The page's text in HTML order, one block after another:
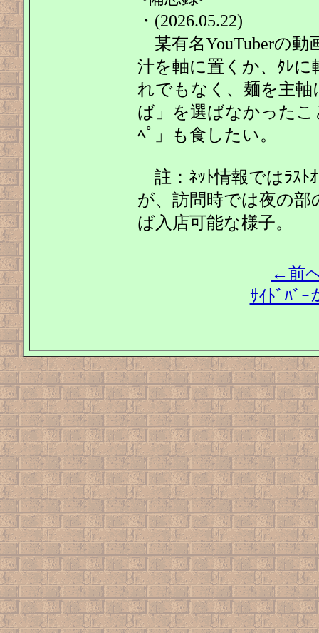
・(2026.05.22)
某有名YouTuberの動
汁を軸に置くか、ﾀﾚ
れでもなく、麺を主軸
ば」を選ばなかったこ
ﾍﾟ」も食したい。
註：ﾈｯﾄ情報ではﾗｽﾄ
が、訪問時では夜の部
ば入店可能な様子。
←前
ｻｲﾄﾞﾊﾞ